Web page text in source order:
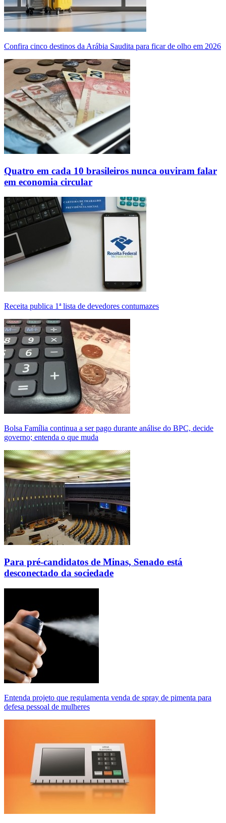
Confira cinco destinos da Arábia Saudita para ficar de olho em 2026
Quatro em cada 10 brasileiros nunca ouviram falar
em economia circular
Receita publica 1ª lista de devedores contumazes
Bolsa Família continua a ser pago durante análise do BPC, decide
governo; entenda o que muda
Para pré-candidatos de Minas, Senado está
desconectado da sociedade
Entenda projeto que regulamenta venda de spray de pimenta para
defesa pessoal de mulheres